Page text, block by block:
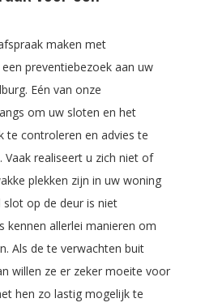
maken met
preventiebezoek aan uw
Eén van onze
om uw sloten en het
te controleren en advies te
Vaak realiseert u zich niet of
plekken zijn in uw woning
op de deur is niet
kennen allerlei manieren om
Als de te verwachten buit
willen ze er zeker moeite voor
hen zo lastig mogelijk te